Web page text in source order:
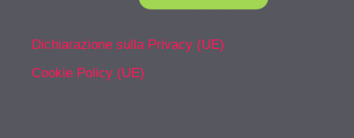
Dichiarazione sulla Privacy (UE)
Cookie Policy (UE)